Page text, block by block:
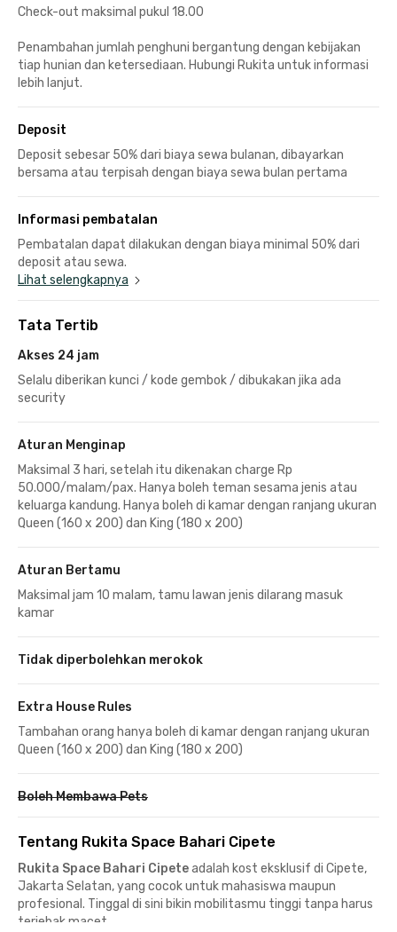
Check-out maksimal pukul 18.00
Penambahan jumlah penghuni bergantung dengan kebijakan
tiap hunian dan ketersediaan. Hubungi Rukita untuk informasi
lebih lanjut.
Deposit
Deposit sebesar 50% dari biaya sewa bulanan, dibayarkan
bersama atau terpisah dengan biaya sewa bulan pertama
Informasi pembatalan
Pembatalan dapat dilakukan dengan biaya minimal 50% dari
deposit atau sewa.
Lihat selengkapnya
Tata Tertib
Akses 24 jam
Selalu diberikan kunci / kode gembok / dibukakan jika ada
security
Aturan Menginap
Maksimal 3 hari, setelah itu dikenakan charge Rp
50.000/malam/pax. Hanya boleh teman sesama jenis atau
keluarga kandung. Hanya boleh di kamar dengan ranjang ukuran
Queen (160 x 200) dan King (180 x 200)
Aturan Bertamu
Maksimal jam 10 malam, tamu lawan jenis dilarang masuk
kamar
Tidak diperbolehkan merokok
Extra House Rules
Tambahan orang hanya boleh di kamar dengan ranjang ukuran
Queen (160 x 200) dan King (180 x 200)
Boleh Membawa Pets
Tentang Rukita Space Bahari Cipete
Rukita Space Bahari Cipeteadalah kost eksklusif di Cipete,
Jakarta Selatan, yang cocok untuk mahasiswa maupun
profesional. Tinggal di sini bikin mobilitasmu tinggi tanpa harus
terjebak macet.